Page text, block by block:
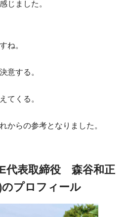
じました。
ね。
意する。
てくる。
からの参考となりました。
代表取締役 森谷和正
プロフィール